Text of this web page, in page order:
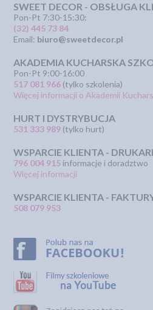
SWEET DECOR - OBSŁUGA
Pon-Pt 7:30-15:30:
(32) 445 73 84
Email: biuro@sweetdecor.pl
AKADEMIA KUCHARSKA
Pon-Pt 9:00-16:00
517 081 966 (tylko szkolenia)
Więcej informacji o Akademii
HURT I DYSTRYBUCJA
531 333 989 (tylko hurt)
WSPARCIE KLIENTA -
796 004 915 informacje i doradztwo
Więcej informacji
WSPARCIE KLIENTA -
508 079 953